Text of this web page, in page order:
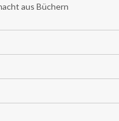
aus Büchern